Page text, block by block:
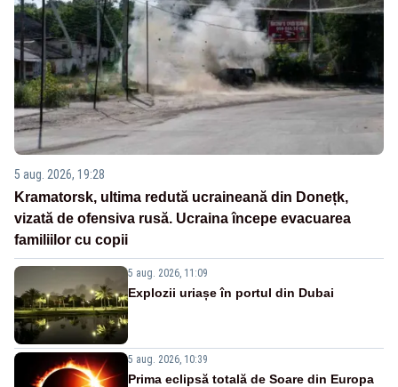
5 aug. 2026, 19:28
Kramatorsk, ultima redută ucraineană din Donețk,
vizată de ofensiva rusă. Ucraina începe evacuarea
familiilor cu copii
5 aug. 2026, 11:09
Explozii uriașe în portul din Dubai
5 aug. 2026, 10:39
Prima eclipsă totală de Soare din Europa